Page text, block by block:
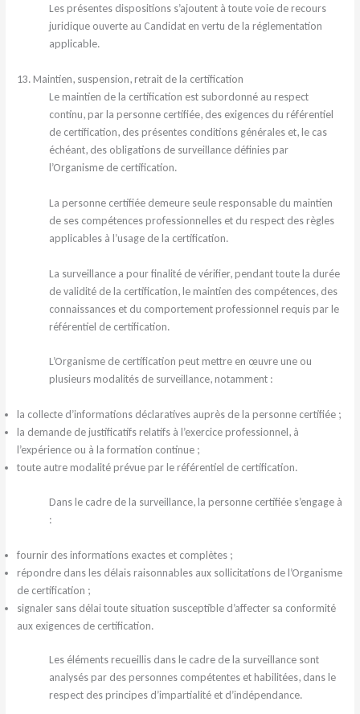
Les présentes dispositions s’ajoutent à toute voie de recours
juridique ouverte au Candidat en vertu de la réglementation
applicable.
13. Maintien, suspension, retrait de la certification
Le maintien de la certification est subordonné au respect
continu, par la personne certifiée, des exigences du référentiel
de certification, des présentes conditions générales et, le cas
échéant, des obligations de surveillance définies par
l’Organisme de certification.
La personne certifiée demeure seule responsable du maintien
de ses compétences professionnelles et du respect des règles
applicables à l’usage de la certification.
La surveillance a pour finalité de vérifier, pendant toute la durée
de validité de la certification, le maintien des compétences, des
connaissances et du comportement professionnel requis par le
référentiel de certification.
L’Organisme de certification peut mettre en œuvre une ou
plusieurs modalités de surveillance, notamment :
la collecte d’informations déclaratives auprès de la personne certifiée ;
la demande de justificatifs relatifs à l’exercice professionnel, à
l’expérience ou à la formation continue ;
toute autre modalité prévue par le référentiel de certification.
Dans le cadre de la surveillance, la personne certifiée s’engage à
:
fournir des informations exactes et complètes ;
répondre dans les délais raisonnables aux sollicitations de l’Organisme
de certification ;
signaler sans délai toute situation susceptible d’affecter sa conformité
aux exigences de certification.
Les éléments recueillis dans le cadre de la surveillance sont
analysés par des personnes compétentes et habilitées, dans le
respect des principes d’impartialité et d’indépendance.